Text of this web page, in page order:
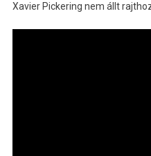
Xavier Pickering nem állt